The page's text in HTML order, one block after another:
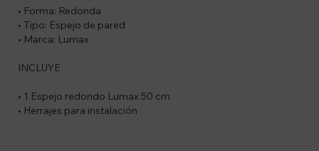
• Forma: Redonda
• Tipo: Espejo de pared
• Marca: Lumax
INCLUYE
• 1 Espejo redondo Lumax 50 cm
• Herrajes para instalación